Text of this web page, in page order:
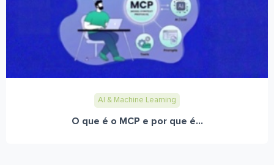
AI & Machine Learning
O que é o MCP e por que é...